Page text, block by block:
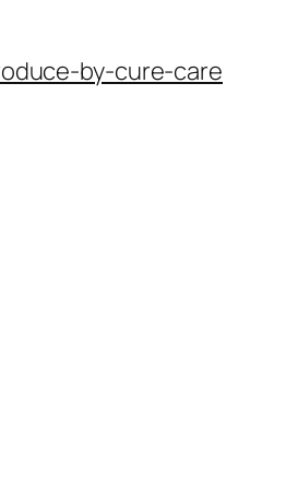
by-cure-care